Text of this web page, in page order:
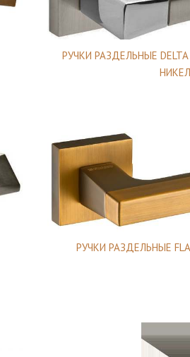
РУЧКИ РАЗДЕЛЬНЫЕ
РУЧКИ РАЗДЕЛЬНЫЕ